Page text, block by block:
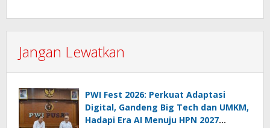
Jangan Lewatkan
PWI Fest 2026: Perkuat Adaptasi
Digital, Gandeng Big Tech dan UMKM,
Hadapi Era AI Menuju HPN 2027